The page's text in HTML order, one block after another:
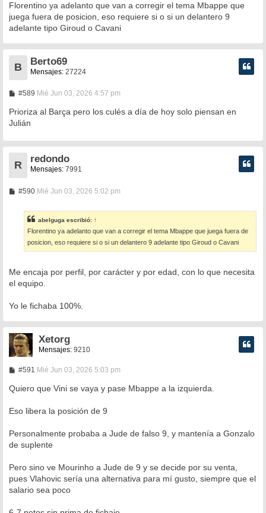
n
s
a
j
Florentino ya adelanto que van a corregir el tema Mbappe que
juega fuera de posicion, eso requiere si o si un delantero 9
adelante tipo Giroud o Cavani
B
Berto69
Mensajes: 27224
#589M
n
e
Mié Jun 03, 2026 4:57 pm
Prioriza al Barça pero los culés a día de hoy solo piensan en
Julián
R
redondo
Mensajes: 7991
#590M
s
a
j
e
Mié Jun 03, 2026 5:02 pm
abelguga escribió: ↑
Florentino ya adelanto que van a corregir el tema Mbappe que juega fuera de
posicion, eso requiere si o si un delantero 9 adelante tipo Giroud o Cavani
Me encaja por perfil, por carácter y por edad, con lo que necesita
el equipo.
Yo le fichaba 100%.
Xetorg
Mensajes: 9210
#591 M
n
j
Mié Jun 03, 2026 5:03 pm
Quiero que Vini se vaya y pase Mbappe a la izquierda.
Eso libera la posición de 9
Personalmente probaba a Jude de falso 9, y mantenía a Gonzalo
de suplente
Pero sino ve Mourinho a Jude de 9 y se decide por su venta,
pues Vlahovic sería una alternativa para mí gusto, siempre que el
salario sea poco